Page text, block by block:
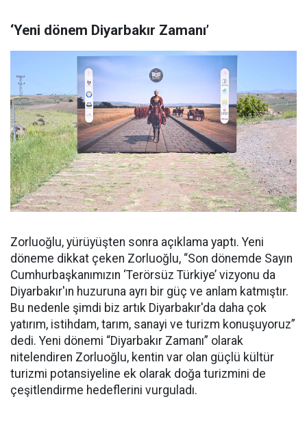
‘Yeni dönem Diyarbakır Zamanı’
Zorluoğlu, yürüyüşten sonra açıklama yaptı. Yeni
döneme dikkat çeken Zorluoğlu, “Son dönemde Sayın
Cumhurbaşkanımızın ‘Terörsüz Türkiye’ vizyonu da
Diyarbakır'ın huzuruna ayrı bir güç ve anlam katmıştır.
Bu nedenle şimdi biz artık Diyarbakır'da daha çok
yatırım, istihdam, tarım, sanayi ve turizm konuşuyoruz”
dedi. Yeni dönemi “Diyarbakır Zamanı” olarak
nitelendiren Zorluoğlu, kentin var olan güçlü kültür
turizmi potansiyeline ek olarak doğa turizmini de
çeşitlendirme hedeflerini vurguladı.